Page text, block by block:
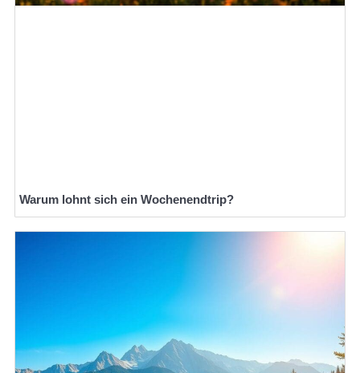
Warum lohnt sich ein Wochenendtrip?